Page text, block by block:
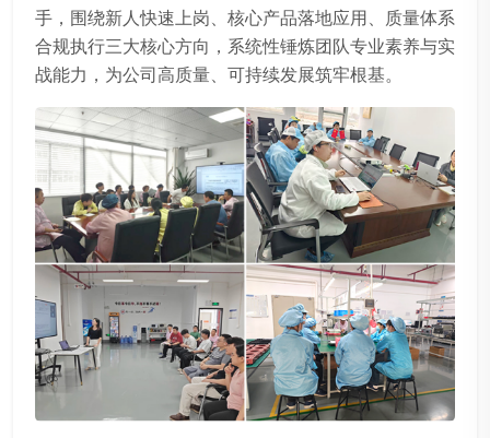
手，围绕新人快速上岗、核心产品落地应用、质量体系
合规执行三大核心方向，系统性锤炼团队专业素养与实
战能力，为公司高质量、可持续发展筑牢根基。